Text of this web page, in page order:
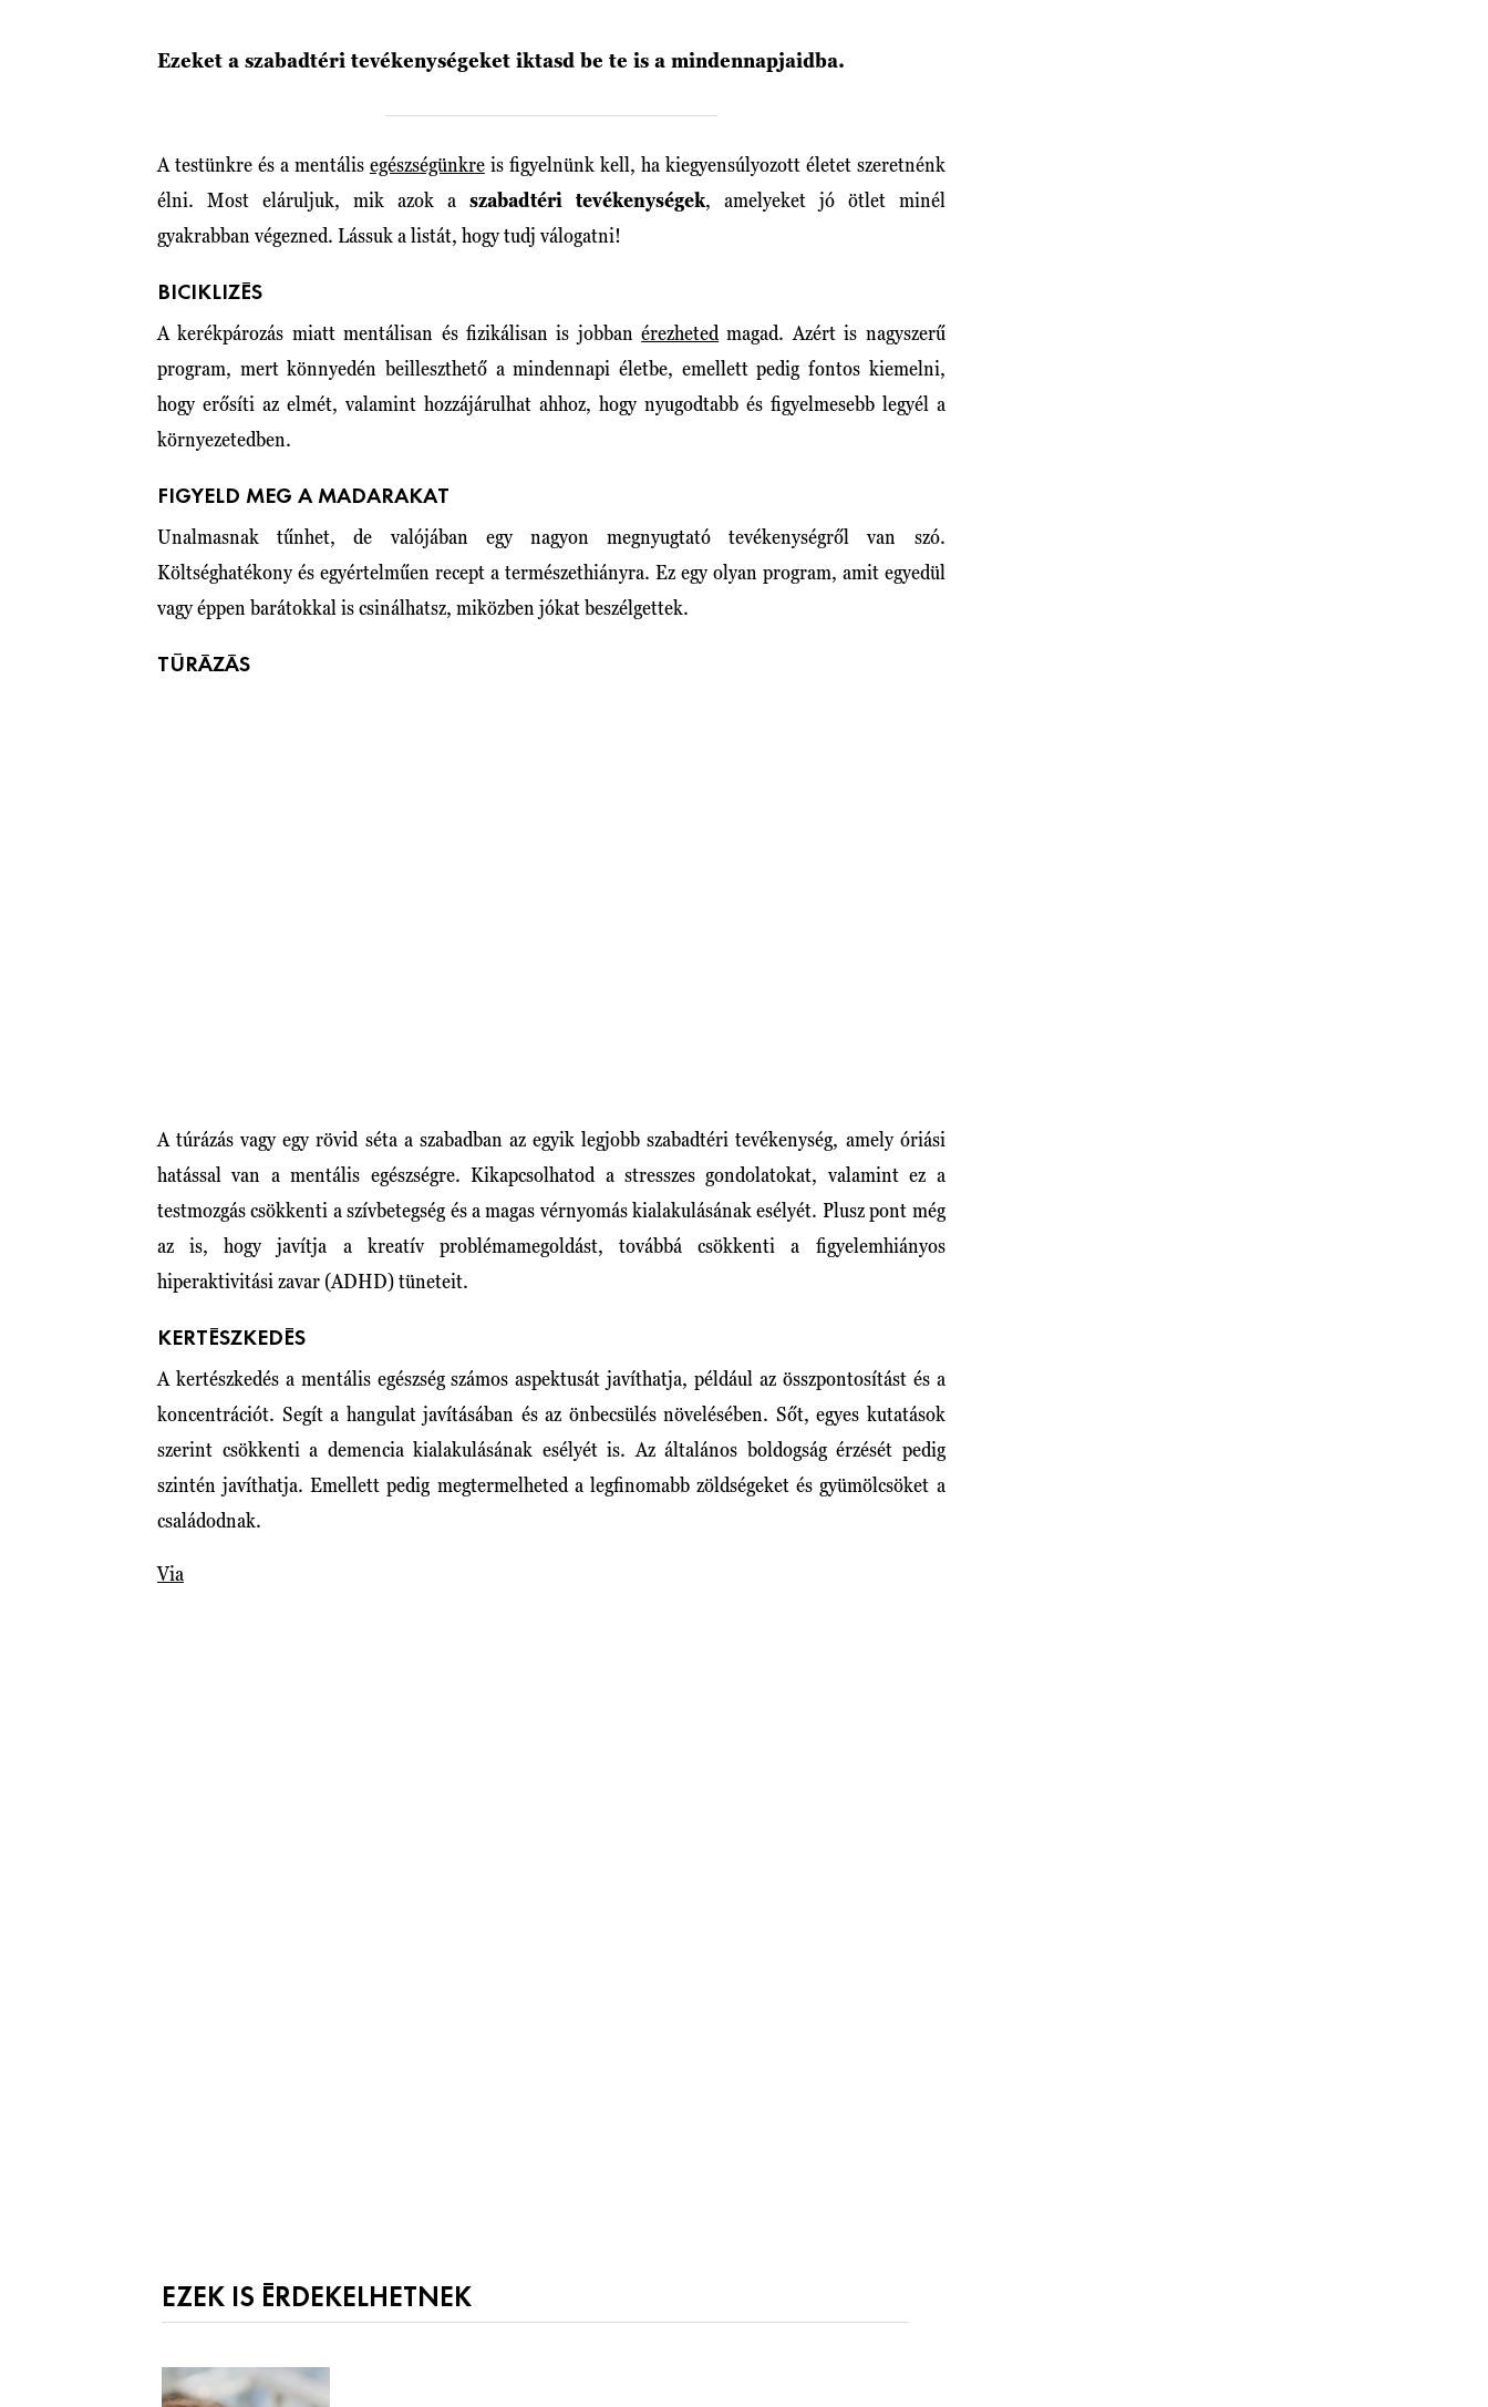
Ezeket a szabadtéri tevékenységeket iktasd be te is a mindennapjaidba.
A testünkre és a mentális egészségünkreis figyelnünk kell, ha kiegyensúlyozott életet szeretnénk
élni. Most eláruljuk, mik azok a szabadtéri tevékenységek, amelyeket jó ötlet minél
gyakrabban végezned. Lássuk a listát, hogy tudj válogatni!
BICIKLIZÉS
A kerékpározás miatt mentálisan és fizikálisan is jobbanérezheted magad. Azért is nagyszerű
program, mert könnyedén beilleszthető a mindennapi életbe, emellett pedig fontos kiemelni,
hogy erősíti az elmét, valamint hozzájárulhat ahhoz, hogy nyugodtabb és figyelmesebb legyél a
környezetedben.
FIGYELD MEG A MADARAKAT
Unalmasnak tűnhet, de valójában egy nagyon megnyugtató tevékenységről van szó.
Költséghatékony és egyértelműen recept a természethiányra. Ez egy olyan program, amit egyedül
vagy éppen barátokkal is csinálhatsz, miközben jókat beszélgettek.
TÚRÁZÁS
A túrázás vagy egy rövid séta a szabadban az egyik legjobb szabadtéri tevékenység, amely óriási
hatással van a mentális egészségre. Kikapcsolhatod a stresszes gondolatokat, valamint ez a
testmozgás csökkenti a szívbetegség és a magas vérnyomás kialakulásának esélyét. Plusz pont még
az is, hogy javítja a kreatív problémamegoldást, továbbá csökkenti a figyelemhiányos
hiperaktivitási zavar (ADHD) tüneteit.
KERTÉSZKEDÉS
A kertészkedés a mentális egészség számos aspektusát javíthatja, például az összpontosítást és a
koncentrációt. Segít a hangulat javításában és az önbecsülés növelésében. Sőt, egyes kutatások
szerint csökkenti a demencia kialakulásának esélyét is. Az általános boldogság érzését pedig
szintén javíthatja. Emellett pedig megtermelheted a legfinomabb zöldségeket és gyümölcsöket a
családodnak.
Via
EZEK IS ÉRDEKELHETNEK